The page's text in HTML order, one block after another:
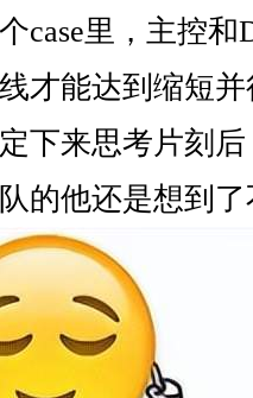
case里，主控
才能达到缩短
下来思考片刻
的他还是想到